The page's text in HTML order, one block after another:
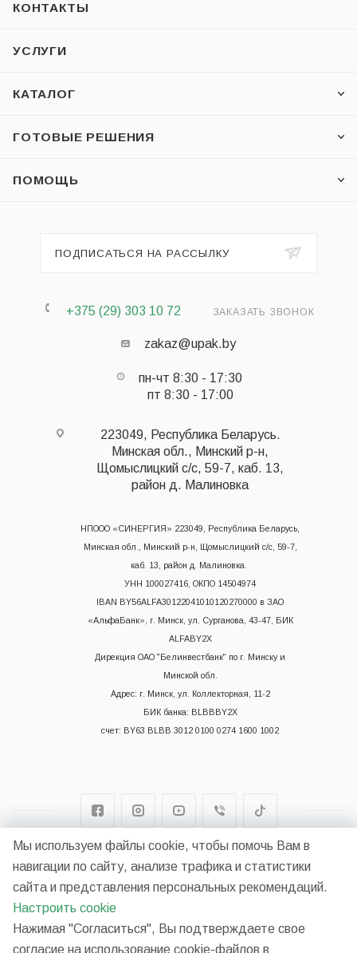
КОНТАКТЫ
УСЛУГИ
КАТАЛОГ
ГОТОВЫЕ РЕШЕНИЯ
ПОМОЩЬ
ПОДПИСАТЬСЯ НА РАССЫЛКУ
+375 (29) 303 10 72 ЗАКАЗАТЬ ЗВОНОК
zakaz@upak.by
пн-чт 8:30 - 17:30
пт 8:30 - 17:00
223049, Республика Беларусь.
Минская обл., Минский р-н,
Щомыслицкий с/с, 59-7, каб. 13,
район д. Малиновка
НПООО «СИНЕРГИЯ» 223049, Республика Беларусь,
Минская обл., Минский р-н, Щомыслицкий с/с, 59-7,
каб. 13, район д. Малиновка.
УНН 100027416, ОКПО 14504974
IBAN BY56ALFA30122041010120270000 в ЗАО
«АльфаБанк», г. Минск, ул. Сурганова, 43-47, БИК
ALFABY2X
Дирекция ОАО "Белинвестбанк" по г. Минску и
Минской обл.
Адрес: г. Минск, ул. Коллекторная, 11-2
БИК банка: BLBBBY2X
счет: BY63 BLBB 3012 0100 0274 1600 1002
2026 © НП ООО "Синергия"
Разработано в
Мы используем файлы cookie, чтобы помочь Вам в
навигации по сайту, анализе трафика и статистики
сайта и представления персональных рекомендаций.
Настроить cookie
Нажимая "Согласиться", Вы подтверждаете свое
согласие на использование cookie-файлов в